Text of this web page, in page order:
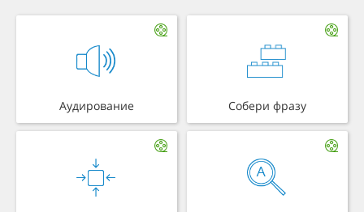
Аудирование Собери фразу